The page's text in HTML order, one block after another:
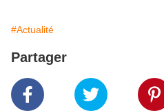
#Actualité
Partager